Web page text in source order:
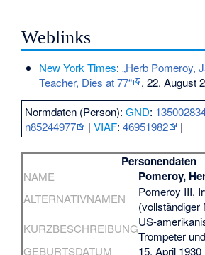
Weblinks
New York Times: „Herb Pomeroy,
Teacher, Dies at 77“
, 22. August
Normdaten (Person):GND:
n85244977
|VIAF:46951982 |
Personendaten
NAME Pomeroy,
ALTERNATIVNAMEN
Pomeroy III,
(vollständiger
KURZBESCHREIBUNGUS-
Trompeter
GEBURTSDATUM
15. April 1930